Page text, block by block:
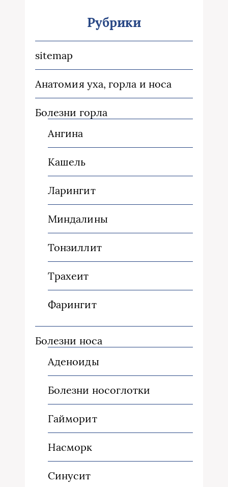
Рубрики
sitemap
Анатомия уха, горла и носа
Болезни горла
Ангина
Кашель
Ларингит
Миндалины
Тонзиллит
Трахеит
Фарингит
Болезни носа
Аденоиды
Болезни носоглотки
Гайморит
Насморк
Синусит